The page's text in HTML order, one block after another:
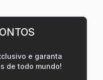
e garanta
de todo mundo!